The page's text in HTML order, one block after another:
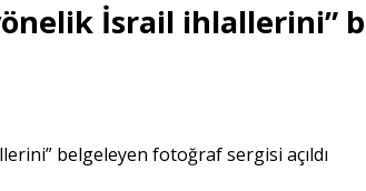
İsrail ihlallerini”